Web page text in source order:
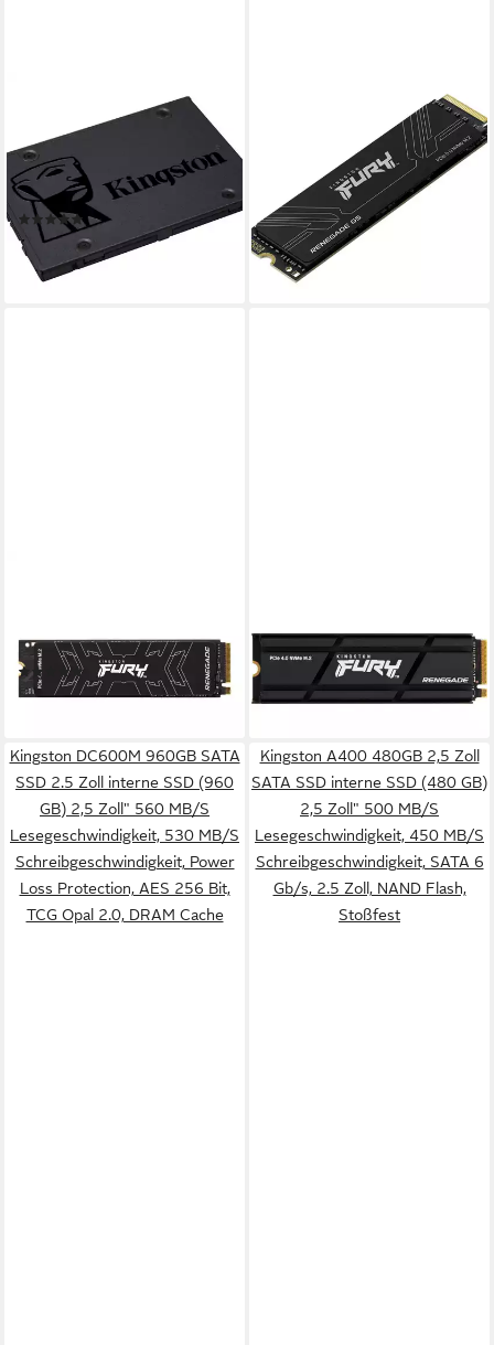
A400 480GB interne SSD
(480 GB) 2,5" 500 MB/S
Lesegeschwindigkeit, 450
MB/S Schreibgeschwindigkeit
(8)
ab 106,46 €
9,72 € mtl. in 12 Raten
lieferbar - in 3-4 Werktagen bei dir
1T FURY RENEGADE G5 M.2
2280 NVMe SSD interne SSD
(1TB) 2,5"
379,85 €
18,87 €mtl. in 24 Raten
lieferbar - in 2-3 Werktagen bei dir
SSD
(3)
ab 98,70 €
SSD-Festplatte (1 TB) 2.5"
279,90 €
13,90 € mtl. in 24 Raten
Kingston DC600M 960GB SATA
SSD 2.5 Zoll interne SSD (960
GB) 2,5 Zoll" 560 MB/S
Lesegeschwindigkeit, 530 MB/S
Schreibgeschwindigkeit, Power
Loss Protection, AES 256 Bit,
TCG Opal 2.0, DRAM Cache
Kingston A400 480GB 2,5 Zoll
SATA SSD interne SSD (480 GB)
2,5 Zoll" 500 MB/S
Lesegeschwindigkeit, 450 MB/S
Schreibgeschwindigkeit, SATA 6
Gb/s, 2.5 Zoll, NAND Flash,
Stoßfest